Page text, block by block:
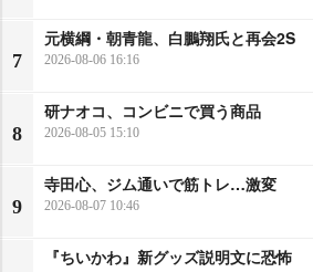
7
元横綱・朝青龍、白鵬翔氏と再会2S
2026-08-06 16:16
8
研ナオコ、コンビニで買う商品
2026-08-05 15:10
9
寺田心、ジム通いで筋トレ…激変
2026-08-07 10:46
『ちいかわ』新グッズ説明文に恐怖